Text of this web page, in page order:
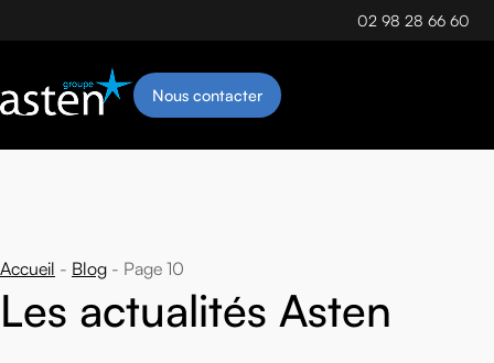
02 98 28 66 60
Nous contacter
Accueil Blog Page 10
Les actualités Asten